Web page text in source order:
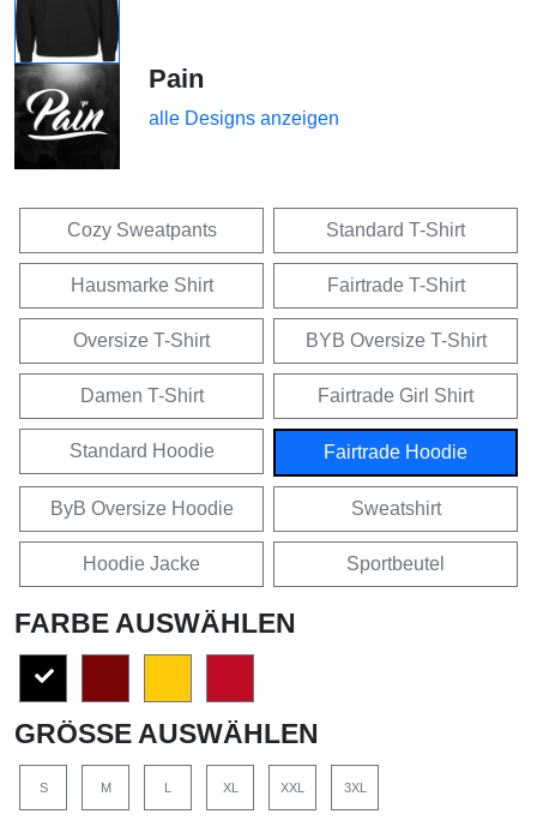
Pain
alle Designs anzeigen
Cozy Sweatpants Standard T-Shirt
Hausmarke Shirt Fairtrade T-Shirt
Oversize T-Shirt BYB Oversize T-Shirt
Damen T-Shirt Fairtrade Girl Shirt
Standard Hoodie Fairtrade Hoodie
ByB Oversize Hoodie Sweatshirt
Hoodie Jacke Sportbeutel
FARBE AUSWÄHLEN
GRÖSSE AUSWÄHLEN
S M L XL XXL 3XL